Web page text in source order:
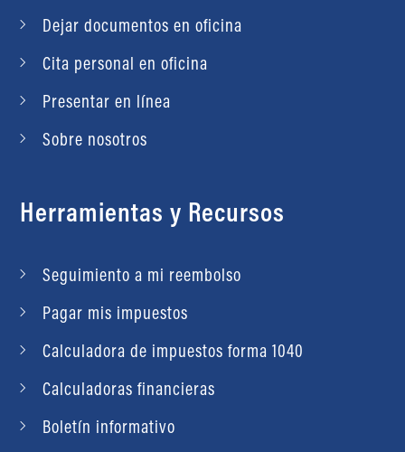
Dejar documentos en oficina
Cita personal en oficina
Presentar en línea
Sobre nosotros
Herramientas y Recursos
Seguimiento a mi reembolso
Pagar mis impuestos
Calculadora de impuestos forma 1040
Calculadoras financieras
Boletín informativo